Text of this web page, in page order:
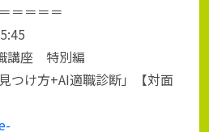
＝＝＝＝
講座 特別編
つけ方+AI適職診断」【対面